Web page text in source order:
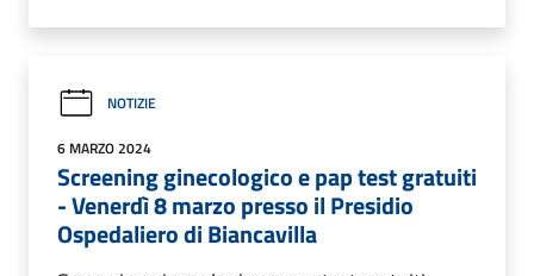
NOTIZIE
6 MARZO 2024
Screening ginecologico e pap test gratuiti
- Venerdì 8 marzo presso il Presidio
Ospedaliero di Biancavilla